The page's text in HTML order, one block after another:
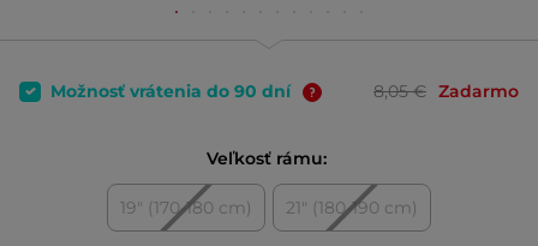
Možnosť vrátenia do 90 dní 8,05 € Zadarmo
Veľkosť rámu:
19" (170-180 cm) 21" (180-190 cm)